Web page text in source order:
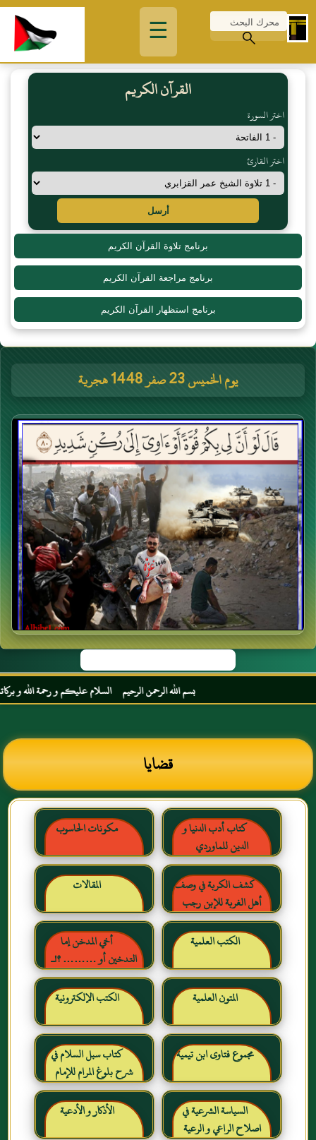
☰
القرآن الكريم
اختر السورة
اختر القارئ
أرسل
برنامج تلاوة القرآن الكريم
برنامج مراجعة القرآن الكريم
برنامج استظهار القرآن الكريم
يوم الخميس 23 صفر 1448 هجرية
بسم الله الرحمن الرحيم السلام عليكم و رحمة الله و
قضايا
كتاب أدب الدنيا و
الدين للماوردي
مكونات الحاسوب
كشف الكربة في وصف
أهل الغربة للإبن رجب
الحنبلي رحمه الله
المقالات
الكتب العلمية
أخي المدخن إما
التدخين أو ……… ؟!ـ
حقائق وأرقام ناطقة ، لكن
لا يسمعها المدخنون حرره
خالد بن عبد الرحمن بن حمد
الشايع
المتون العلمية الكتب الإلكترونية
مجموع فتاوى ابن تيمية
كتاب سبل السلام في
شرح بلوغ المرام للإمام
الصنعاني رحمه الله
السياسة الشرعية في
اصلاح الراعي و الرعية
الأذكار و الأدعية